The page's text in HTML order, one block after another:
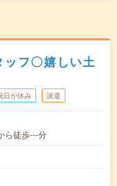
ッフ〇嬉しい土
日が休み 派遣
ら徒歩---分